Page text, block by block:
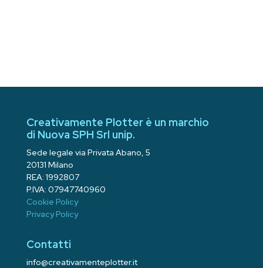
Creativamente Plotter è un marchio
di Nuova SPH Srl unip.
Sede legale via Privata Abano, 5
20131 Milano
REA: 1992807
P.IVA: 07947740960
Cookie Policy
Privacy Policy
Contatti
info@creativamenteplotter.it